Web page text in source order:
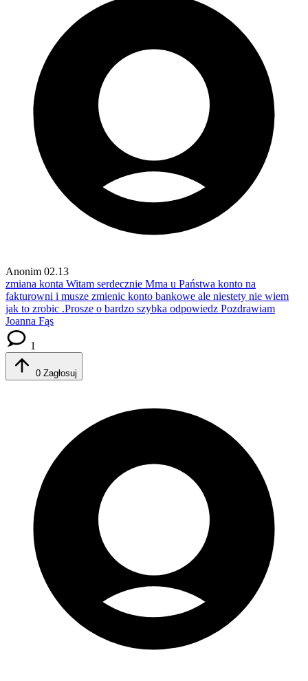
Anonim 02.13
zmiana konta Witam serdecznie Mma u Państwa konto na
fakturowni i musze zmienic konto bankowe ale niestety nie wiem
jak to zrobic .Prosze o bardzo szybka odpowiedz Pozdrawiam
Joanna Fąs
1
0 Zagłosuj